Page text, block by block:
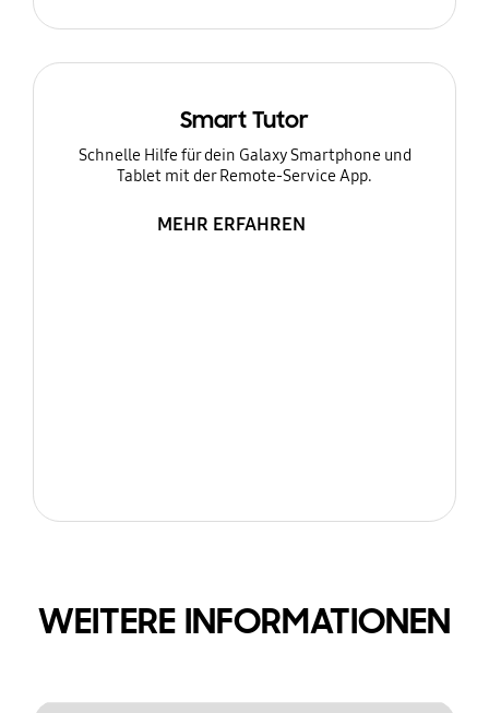
Smart Tutor
Schnelle Hilfe für dein Galaxy Smartphone und
Tablet mit der Remote-Service App.
MEHR ERFAHREN
WEITERE INFORMATIONEN